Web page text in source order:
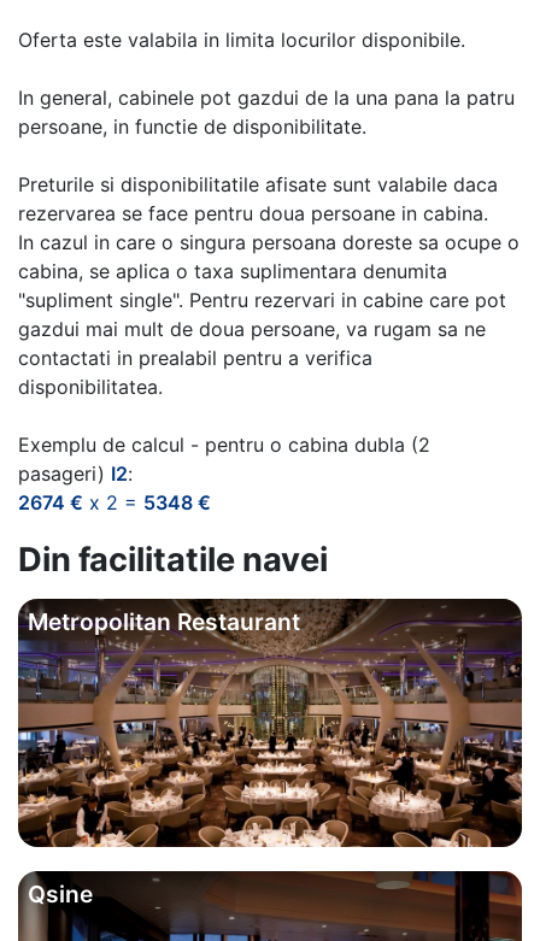
Oferta este valabila in limita locurilor disponibile.
In general, cabinele pot gazdui de la una pana la patru
persoane, in functie de disponibilitate.
Preturile si disponibilitatile afisate sunt valabile daca
rezervarea se face pentru doua persoane in cabina.
In cazul in care o singura persoana doreste sa ocupe o
cabina, se aplica o taxa suplimentara denumita
"supliment single". Pentru rezervari in cabine care pot
gazdui mai mult de doua persoane, va rugam sa ne
contactati in prealabil pentru a verifica
disponibilitatea.
Exemplu de calcul - pentru o cabina dubla (2
pasageri) I2:
2674 € x 2 = 5348 €
Din facilitatile navei
Metropolitan Restaurant
Qsine